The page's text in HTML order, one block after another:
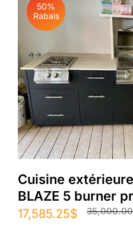
50%
Rabais
Cuisine
BLAZE 5 burner
35,000.00
Le
17,585.25$
Le